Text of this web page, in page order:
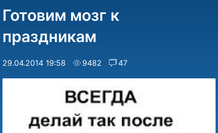
Готовим мозг к
праздникам
29.04.2014 19:58 9482 47